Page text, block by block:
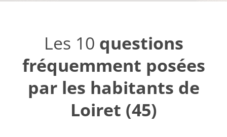
Les 10 questions
fréquemment posées
par les habitants de
Loiret (45)